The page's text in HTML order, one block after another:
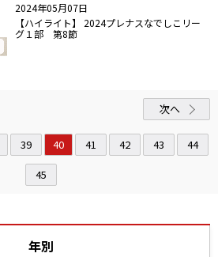
2024年05月07日
【ハイライト】 2024プレナスなでしこリー
グ１部 第8節
39 40 41 42 43
44
45
次へ
年別